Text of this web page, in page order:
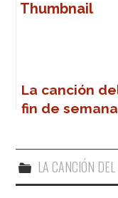
La canción
fin de semana
LA CANCIÓN